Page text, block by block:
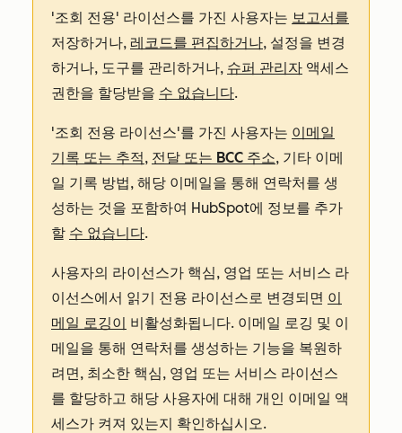
'조회 전용' 라이선스를 가진 사용자는 보고서를
저장하거나, 레코드를 편집하거나, 설정을 변경
하거나, 도구를 관리하거나, 슈퍼 관리자 액세스
권한을 할당받을 수 없습니다.
'조회 전용 라이선스'를 가진 사용자는 이메일
기록 또는 추적, 전달 또는 BCC 주소, 기타 이메
일 기록 방법, 해당 이메일을 통해 연락처를 생
성하는 것을 포함하여 HubSpot에 정보를 추가
할 수 없습니다.
사용자의 라이선스가 핵심, 영업 또는 서비스 라
이선스에서 읽기 전용 라이선스로 변경되면 이
메일 로깅이 비활성화됩니다. 이메일 로깅 및 이
메일을 통해 연락처를 생성하는 기능을 복원하
려면, 최소한 핵심, 영업 또는 서비스 라이선스
를 할당하고 해당 사용자에 대해 개인 이메일 액
세스가 켜져 있는지 확인하십시오.